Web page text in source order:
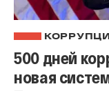
500 дней
новая